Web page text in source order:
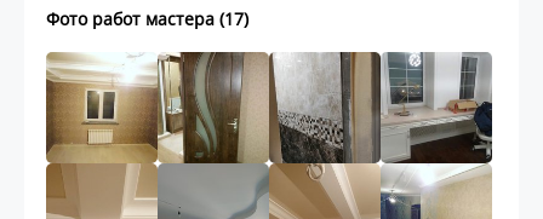
Фото работ мастера (17)